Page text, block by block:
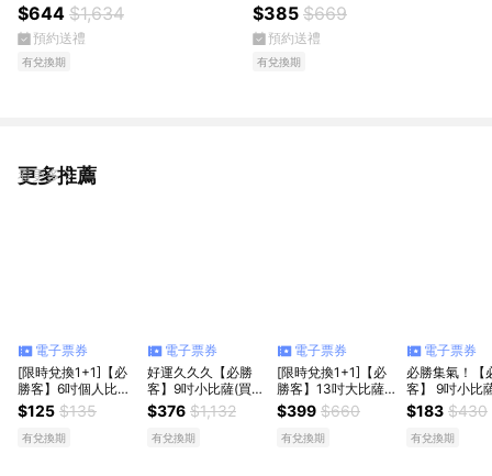
$644 $1,634
預約送禮
有兌換期
$385 $669
預約送禮
有兌換期
更多推薦
看更多
電子票券
[限時兌換1+1]【必
勝客】6吋個人比薩
(口味7選1)好禮即享
券
$125 $135
有兌換期
電子票券
好運久久久【必勝
客】9吋小比薩(買小
送大)加贈1.25ml飲
料好禮即享券
$376 $1,132
有兌換期
電子票券
[限時兌換1+1]【必
勝客】13吋大比薩
(口味10選1)好禮即
享券
$399 $660
有兌換期
電子票券
必勝集氣！【
客】 9吋小比
系列(口味10
禮即享券
$183 $430
有兌換期